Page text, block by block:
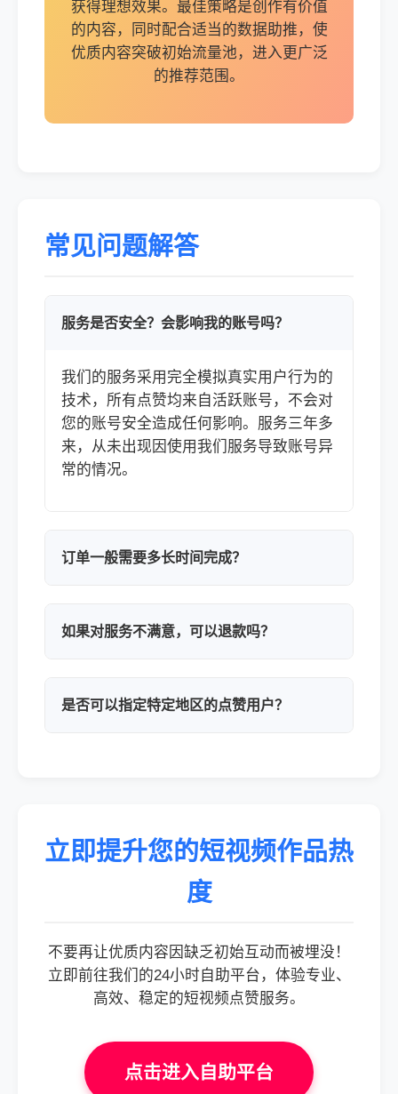
获得理想效果。最佳策略是创作有价值
的内容，同时配合适当的数据助推，使
优质内容突破初始流量池，进入更广泛
的推荐范围。
常见问题解答
服务是否安全？会影响我的账号吗？
我们的服务采用完全模拟真实用户行为的
技术，所有点赞均来自活跃账号，不会对
您的账号安全造成任何影响。服务三年多
来，从未出现因使用我们服务导致账号异
常的情况。
订单一般需要多长时间完成？
如果对服务不满意，可以退款吗？
是否可以指定特定地区的点赞用户？
立即提升您的短视频作品热
度
不要再让优质内容因缺乏初始互动而被埋没！
立即前往我们的24小时自助平台，体验专业、
高效、稳定的短视频点赞服务。
点击进入自助平台